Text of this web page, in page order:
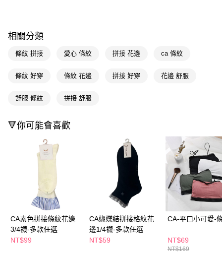
街口支付
相關說明
便利好安心！
２．便利：只要手機號碼，簡訊認證，即可結帳。
３．安心：先確認商品／服務後，再付款。
１．於結帳方式選擇「AFTEE先享後付」後，將跳轉至「AFTEE先享後付」
結帳頁面，進行簡訊認證並確認金額後，即可完成結帳。
２．訂單成立數日內，您將收到繳費通知簡訊。
３．收到繳費通知簡訊後14天內，點擊此簡訊中的連結，可透過四大超商／
ATM／網路銀行／等多元方式進行付款，方視為交易完成。
※ 請注意：結帳手續完成當下不需立刻繳費，但若您需要取消訂單，請聯絡
購買商品的店家。未經商家同意取消之訂單仍視為有效，需透過AFTEE先享
後付繳納相關費用。
※ 交易是否成功請以「AFTEE先享後付 」之結帳頁面顯示為準，若有關於
全家取貨付款
每筆NT$65，滿NT$390(含以上)免運費
付款後全家取貨
每筆NT$65，滿NT$390(含以上)免運費
萊爾富取貨付款
每筆NT$65，滿NT$490(含以上)免運費
相關分類
條紋 拼接 愛心 條紋 拼接 花邊 ca 條紋
條紋 好穿 條紋 花邊 拼接 好穿 花邊 舒服
舒服 條紋 拼接 舒服
🔻你可能會喜歡
CA素色拼接條紋花邊
3/4襪-多款任選
NT$99
CA蝴蝶結拼接格紋花
邊1/4襪-多款任選
NT$59
CA-平口小可愛-
NT$69
NT$169